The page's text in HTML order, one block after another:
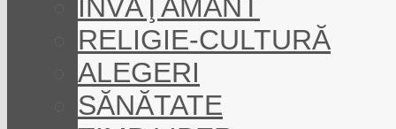
ÎNVĂŢĂMÂNT
RELIGIE-CULTURĂ
ALEGERI
SĂNĂTATE